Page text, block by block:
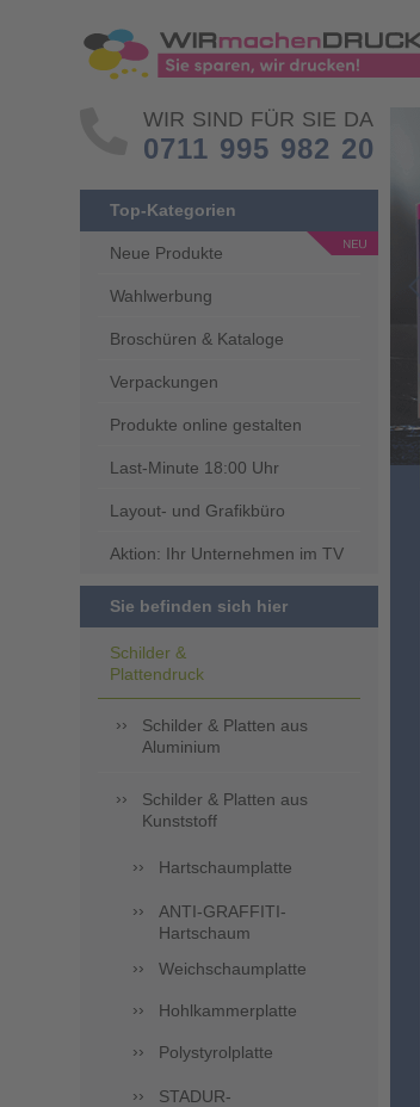
WIR SIND FÜR SIE DA
0711 995 982 20
Top-Kategorien
Neue Produkte
Wahlwerbung
Broschüren & Kataloge
Verpackungen
Produkte online gestalten
Last-Minute 18:00 Uhr
Layout- und Grafikbüro
Aktion: Ihr Unternehmen im TV
Sie befinden sich hier
Schilder &
Plattendruck
Schilder & Platten aus
Aluminium
Schilder & Platten aus
Kunststoff
Hartschaumplatte
ANTI-GRAFFITI-
Hartschaum
Weichschaumplatte
Hohlkammerplatte
Polystyrolplatte
STADUR-